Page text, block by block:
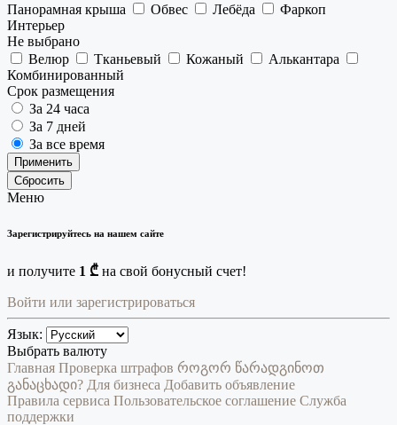
Панорамная крыша
Обвес Лебёда
Фаркоп
Интерьер
Не выбрано
Велюр
Тканьевый Кожаный
Алькантара
Комбинированный
Срок размещения
За 24 часа
За 7 дней
За все время
Применить
Сбросить
Меню
Зарегистрируйтесь на нашем сайте
и получите 1 ₾ на свой бонусный счет!
Войти или зарегистрироваться
Язык:
Выбрать валюту
Главная Проверка штрафов როგორ წარადგინოთ
განაცხადი? Для бизнеса Добавить объявление
Правила сервиса Пользовательское соглашение Служба
поддержки